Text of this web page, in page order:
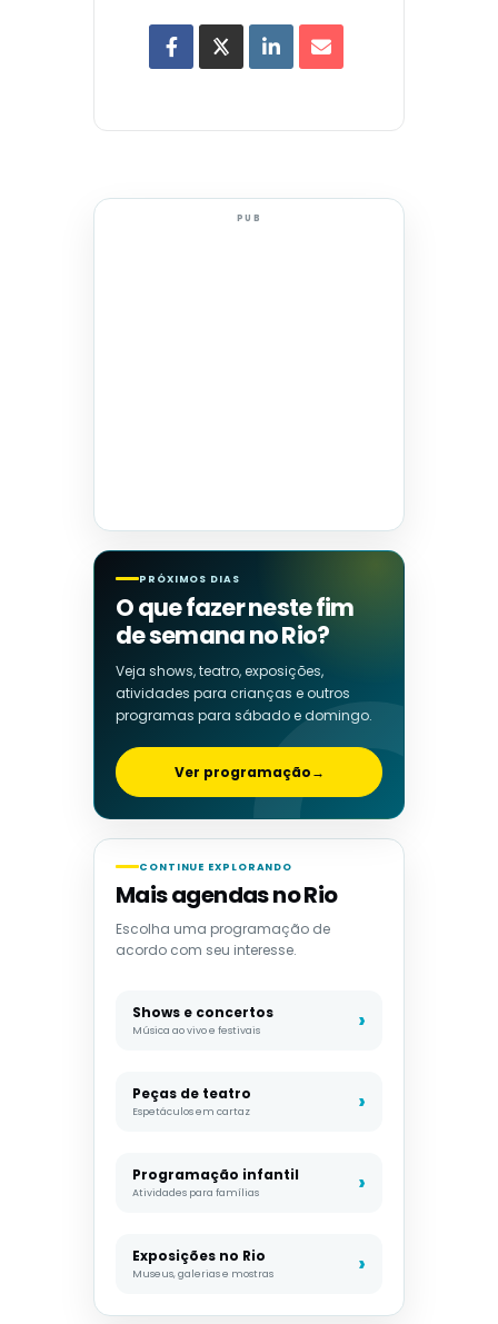
PUB
PRÓXIMOS DIAS
O que fazer neste fim
de semana no Rio?
Veja shows, teatro, exposições,
atividades para crianças e outros
programas para sábado e domingo.
Ver programação→
CONTINUE EXPLORANDO
Mais agendas no Rio
Escolha uma programação de
acordo com seu interesse.
Shows e concertos
Música ao vivo e festivais
Peças de teatro
Espetáculos em cartaz
Programação infantil
Atividades para famílias
Exposições no Rio
Museus, galerias e mostras